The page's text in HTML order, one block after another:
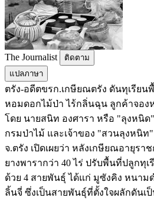
The Journalist
ติดตาม
แปลภาษา
ตรัง-อดีตขรก.เกษียณตรัง ดันทุเรียน
หอมดอกไม้ป่า ไร้กลิ่นฉุน ลูกค้าจอง
โดย นายสนิท องศารา หรือ "ลุงหนิด
กรมป่าไม้ และเจ้าของ "สวนลุงหนิท
จ.ตรัง เปิดเผยว่า หลังเกษียณอายุรา
ยางพารากว่า 40 ไร่ ปรับพื้นที่ปลูกทุเ
ด้วย 4 สายพันธุ์ ได้แก่ มูซังคิง หนาม
ลิ้นจี่ ซึ่งเป็นสายพันธุ์ที่ตั้งใจผลักดันเป็